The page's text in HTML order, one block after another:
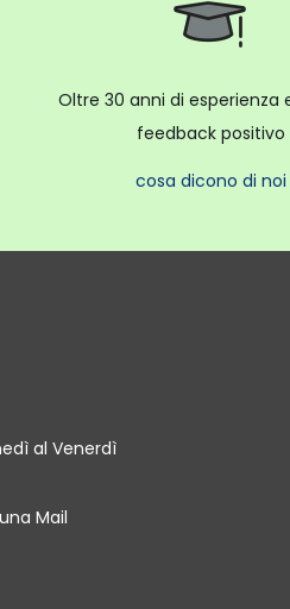
Oltre 30 anni di esperienza
feedback positivo
cosa dicono di noi
al Venerdì
Mail